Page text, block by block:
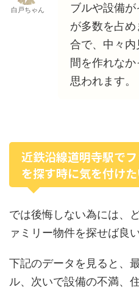
白戸ちゃん
ブルや設備
が多数を占
合で、中々
間を作れな
思われます。
近鉄沿線道明寺駅で
を探す時に気を付け
では後悔しない為には、
ァミリー物件を探せば良
下記のデータを見ると、
ル、次いで設備の不満、